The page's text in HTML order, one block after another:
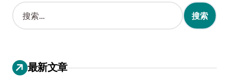
搜
索
：
最新文章